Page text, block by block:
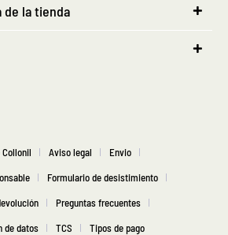
de la tienda
Aviso legal
Envio
Formulario de desistimiento
Preguntas frecuentes
de datos
TCS Tipos de pago